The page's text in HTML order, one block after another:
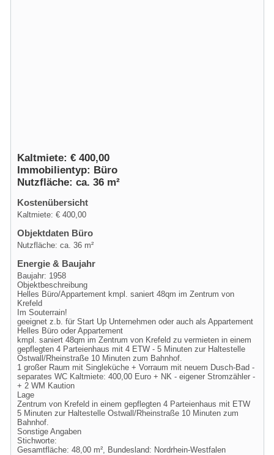
Kaltmiete: € 400,00
Immobilientyp: Büro
Nutzfläche: ca. 36 m²
Kostenübersicht
Kaltmiete: € 400,00
Objektdaten Büro
Nutzfläche: ca. 36 m²
Energie & Baujahr
Baujahr: 1958
Objektbeschreibung
Helles Büro/Appartement kmpl. saniert 48qm im Zentrum von
Krefeld
Im Souterrain!
geeignet z.b. für Start Up Unternehmen oder auch als Appartement
Helles Büro oder Appartement
kmpl. saniert 48qm im Zentrum von Krefeld zu vermieten in einem
gepflegten 4 Parteienhaus mit 4 ETW - 5 Minuten zur Haltestelle
Ostwall/Rheinstraße 10 Minuten zum Bahnhof.
1 großer Raum mit Singleküche + Vorraum mit neuem Dusch-Bad -
separates WC Kaltmiete: 400,00 Euro + NK - eigener Stromzähler -
+ 2 WM Kaution
Lage
Zentrum von Krefeld in einem gepflegten 4 Parteienhaus mit ETW
5 Minuten zur Haltestelle Ostwall/Rheinstraße 10 Minuten zum
Bahnhof.
Sonstige Angaben
Stichworte:
Gesamtfläche: 48,00 m², Bundesland: Nordrhein-Westfalen